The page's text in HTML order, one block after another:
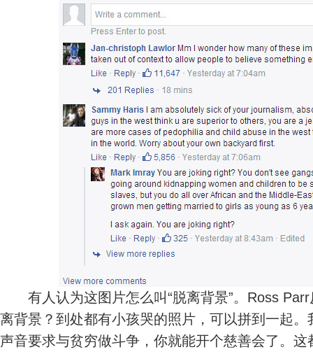
有人认为这图片怎么叫“脱离背景”。Ross Parr
离背景？到处都有小孩哭的照片，可以拼到一起
声音要求与贫穷做斗争，你就能开个慈善会了。